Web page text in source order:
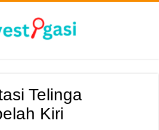
Telinga
Kiri